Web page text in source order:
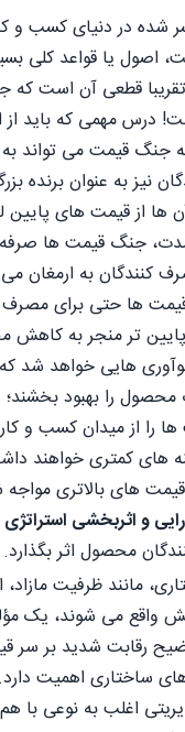
شده در دنیای کسب و
اصول یا قواعد کلی
قطعی آن است که
درس مهمی که باید از
قیمت می تواند به
نیز به عنوان برنده
ها از قیمت های پایین
جنگ قیمت ها
کنندگان به ارمغان می
ها حتى برای مصرف
تر منجر به کاهش
هایی خواهد شد
را بهبود
را از میدان کسب و کار
های کمتری خواهند
قیمت های بالاتری
و اثربخشی
محصول اثر بگذارد.
مانند ظرفیت
واقع می شوند، یک
رقابت شدید بر
ساختاری اهمیت
اغلب به نوعی با هم